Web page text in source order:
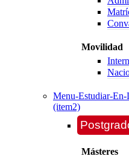
Movilidad
Menu-Estudiar-
(item2)
Másteres